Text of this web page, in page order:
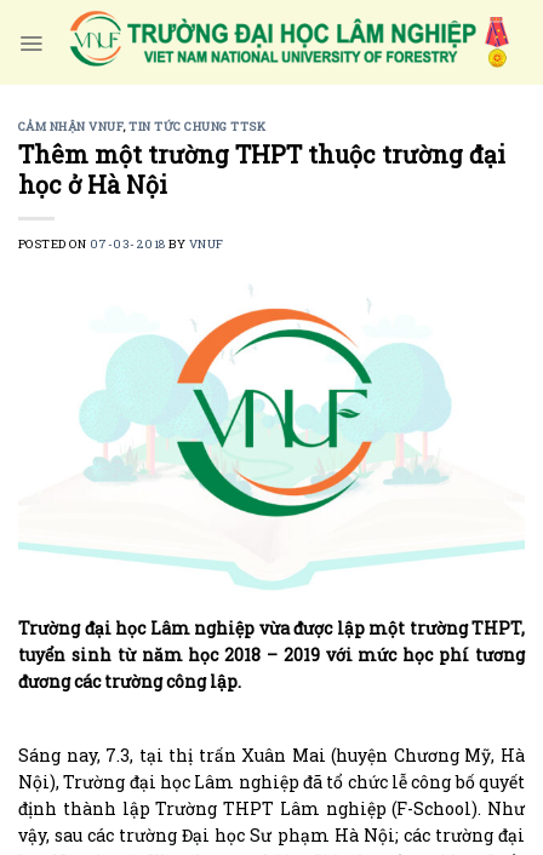
CẢM NHẬN VNUF,TIN TỨC CHUNG TTSK
Thêm một trường THPT thuộc trường đại
học ở Hà Nội
POSTED ON 07-03-2018 BY VNUF
Trường đại học Lâm nghiệp vừa được lập một trường THPT,
tuyển sinh từ năm học 2018 – 2019 với mức học phí tương
đương các trường công lập.
Sáng nay, 7.3, tại thị trấn Xuân Mai (huyện Chương Mỹ, Hà
Nội), Trường đại học Lâm nghiệp đã tổ chức lễ công bố quyết
định thành lập Trường THPT Lâm nghiệp (F-School). Như
vậy, sau các trường Đại học Sư phạm Hà Nội; các trường đại